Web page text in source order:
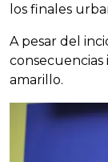
los finales
A pesar del
amarillo.